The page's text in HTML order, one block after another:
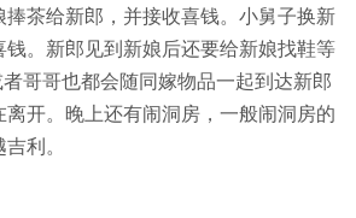
茶给新郎，并接收喜钱。小舅子换新
。新郎见到新娘后还要给新娘找鞋等
哥哥也都会随同嫁物品一起到达新郎
开。晚上还有闹洞房，一般闹洞房的
利。